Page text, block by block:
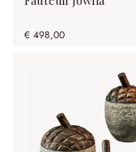
€ 498,00